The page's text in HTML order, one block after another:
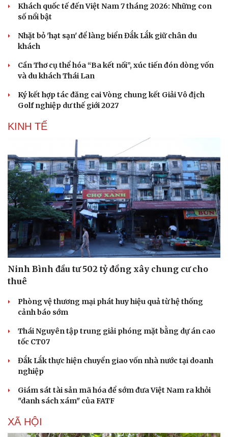
Tư vấn
Săn Tour
Đọc truyện đêm khuya
Khách quốc tế đến Việt Nam 7 tháng 2026: Những con
số nổi bật
Nhặt bỏ 'hạt sạn' để làng biển Đắk Lắk giữ chân du
khách
Cần Thơ cụ thể hóa “Ba kết nối”, xúc tiến đón dòng vốn
và du khách Thái Lan
Ký kết hợp tác đăng cai Vòng chung kết Giải Vô địch
Golf nghiệp dư thế giới 2027
KINH TẾ
Ninh Bình đầu tư 502 tỷ đồng xây chung cư cho
thuê
Phòng vệ thương mại phát huy hiệu quả từ hệ thống
cảnh báo sớm
Thái Nguyên tập trung giải phóng mặt bằng dự án cao
tốc CT07
Đắk Lắk thực hiện chuyển giao vốn nhà nước tại doanh
nghiệp
Giám sát tài sản mã hóa để sớm đưa Việt Nam ra khỏi
"danh sách xám" của FATF
XÃ HỘI